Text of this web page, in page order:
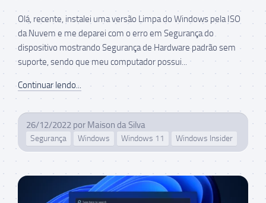
Olá, recente, instalei uma versão Limpa do Windows pela ISO
da Nuvem e me deparei com o erro em Segurança do
dispositivo mostrando Segurança de Hardware padrão sem
suporte, sendo que meu computador possui...
Continuar lendo...
26/12/2022 por Maison da Silva
Segurança Windows Windows 11 Windows Insider